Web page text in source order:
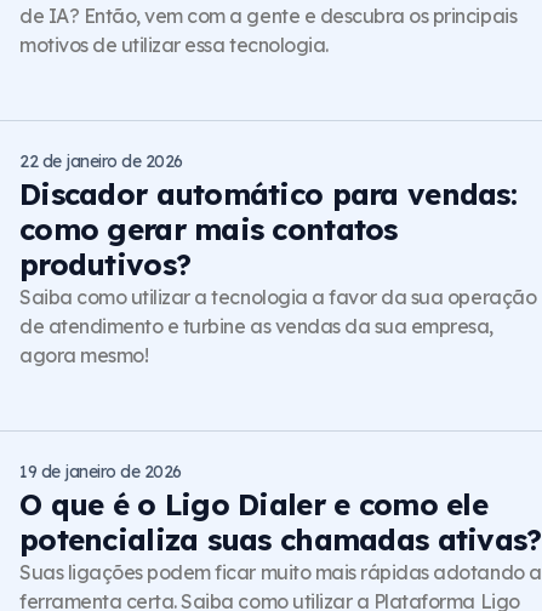
de IA? Então, vem com a gente e descubra os principais
motivos de utilizar essa tecnologia.
Discador automático para vendas:
como gerar mais contatos
produtivos?
22 de janeiro de 2026
Saiba como utilizar a tecnologia a favor da sua operação
de atendimento e turbine as vendas da sua empresa,
agora mesmo!
O que é o Ligo Dialer e como ele
potencializa suas chamadas ativas?
19 de janeiro de 2026
Suas ligações podem ficar muito mais rápidas adotando a
ferramenta certa. Saiba como utilizar a Plataforma Ligo